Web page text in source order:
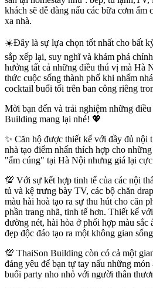
khách sẽ dễ dàng nấu các bữa cơm ấm
xa nhà.
☀️Đây là sự lựa chọn tốt nhất cho bất
sắp xếp lại, suy nghĩ và khám phá
hưởng tất cả những điều thú vị mà Hà
thức cuộc sống thành phố khi nhấm
cocktail buổi tối trên ban công riêng
Mời bạn đến và trải nghiệm những
Building mang lại nhé! 💖
✨ Căn hộ được thiết kế với đầy đủ nội
nhà tạo điểm nhấn thích hợp cho
"ấm cúng" tại Hà Nội nhưng giá lại
💯 Với sự kết hợp tinh tế của các nội
tủ và kệ trưng bày TV, các bộ chăn
màu hài hoà tạo ra sự thu hút cho căn
phần trang nhã, tinh tế hơn. Thiết kế
đường nét, hài hòa ở phối hợp màu
đẹp độc đáo tạo ra một không gian
💯 ThaiSon Building còn có cả một
đáng yêu để bạn tự tay nấu những
buổi party nho nhỏ với người thân